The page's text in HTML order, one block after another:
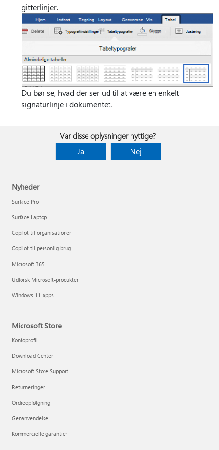
gitterlinjer.
Du bør se, hvad der ser ud til at være en enkelt
signaturlinje i dokumentet.
Var disse oplysninger nyttige?
Ja
Nej
Nyheder
Surface Pro
Surface Laptop
Copilot til organisationer
Copilot til personlig brug
Microsoft 365
Udforsk Microsoft-produkter
Windows 11-apps
Microsoft Store
Kontoprofil
Download Center
Microsoft Store Support
Returneringer
Ordreopfølgning
Genanvendelse
Kommercielle garantier